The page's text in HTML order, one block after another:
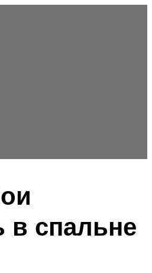
в спальне